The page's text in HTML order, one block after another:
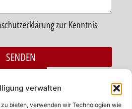
verwalten
bieten, verwenden wir Technologien wie
zur Kenntnis
SENDEN